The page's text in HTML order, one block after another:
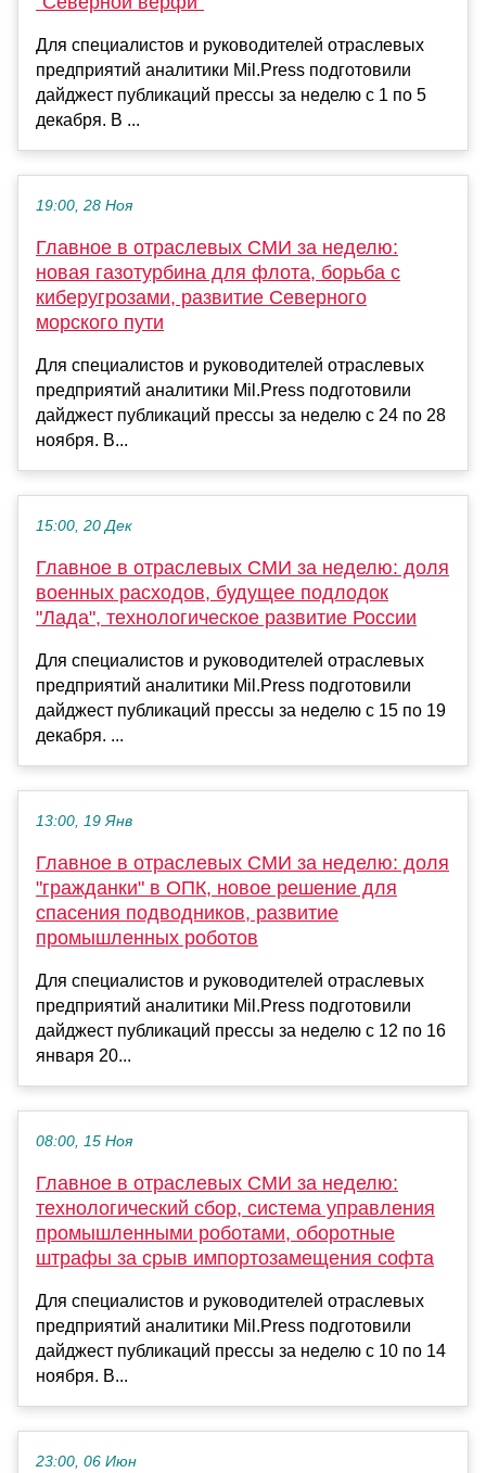
Для специалистов и руководителей отраслевых
предприятий аналитики Mil.Press подготовили
дайджест публикаций прессы за неделю с 1 по 5
декабря. В ...
19:00, 28 Ноя
Главное в отраслевых СМИ за неделю:
новая газотурбина для флота, борьба с
киберугрозами, развитие Северного
морского пути
Для специалистов и руководителей отраслевых
предприятий аналитики Mil.Press подготовили
дайджест публикаций прессы за неделю с 24 по 28
ноября. В...
15:00, 20 Дек
Главное в отраслевых СМИ за неделю: доля
военных расходов, будущее подлодок
"Лада", технологическое развитие России
Для специалистов и руководителей отраслевых
предприятий аналитики Mil.Press подготовили
дайджест публикаций прессы за неделю с 15 по 19
декабря. ...
13:00, 19 Янв
Главное в отраслевых СМИ за неделю: доля
"гражданки" в ОПК, новое решение для
спасения подводников, развитие
промышленных роботов
Для специалистов и руководителей отраслевых
предприятий аналитики Mil.Press подготовили
дайджест публикаций прессы за неделю с 12 по 16
января 20...
08:00, 15 Ноя
Главное в отраслевых СМИ за неделю:
технологический сбор, система управления
промышленными роботами, оборотные
штрафы за срыв импортозамещения софта
Для специалистов и руководителей отраслевых
предприятий аналитики Mil.Press подготовили
дайджест публикаций прессы за неделю с 10 по 14
ноября. В...
23:00, 06 Июн